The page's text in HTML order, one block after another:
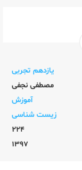
یازدهم تجربی
مصطفی نجفی
آموزش
زیست شناسی
224
1397